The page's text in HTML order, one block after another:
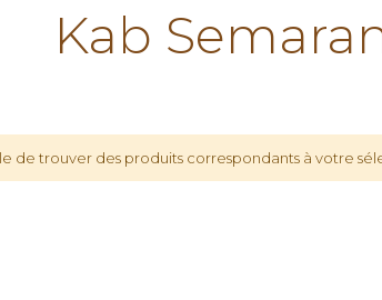
Kab
de trouver des produits correspondants à votre